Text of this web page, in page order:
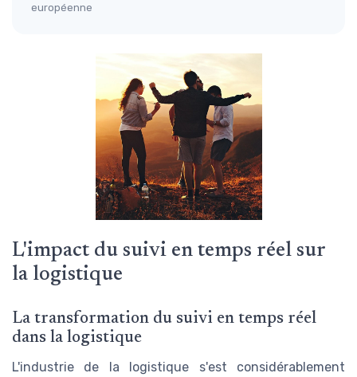
européenne
L'impact du suivi en temps réel sur
la logistique
La transformation du suivi en temps réel
dans la logistique
L'industrie de la logistique s'est considérablement